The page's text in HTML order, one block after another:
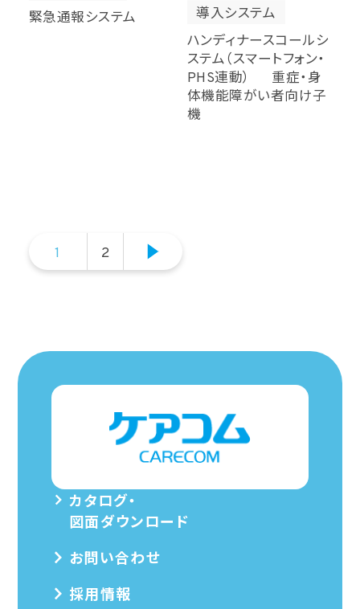
緊急通報システム
導入システム
ハンディナースコールシ
ステム（スマートフォン・
PHS連動） 重症・身
体機能障がい者向け子
機
1 2
カタログ・
図面ダウンロード
お問い合わせ
採用情報